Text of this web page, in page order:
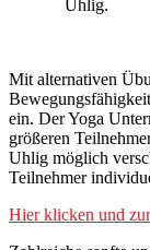
Uhlig.
Mit alternativen
ein. Der Yoga
größeren
Uhlig möglich
Teilnehmer
Hier klicken und